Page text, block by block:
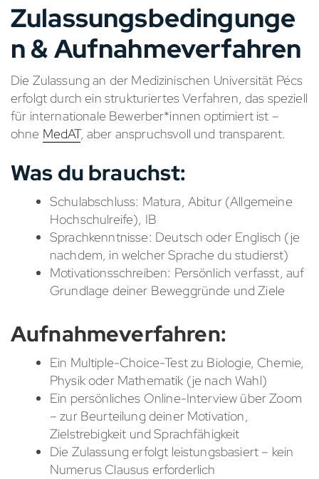
Zulassungsbedingunge
n & Aufnahmeverfahren
Die Zulassung an der Medizinischen Universität Pécs
erfolgt durch ein strukturiertes Verfahren, das speziell
für internationale Bewerber*innen optimiert ist –
ohne MedAT, aber anspruchsvoll und transparent.
Was du brauchst:
Schulabschluss: Matura, Abitur (Allgemeine
Hochschulreife), IB
Sprachkenntnisse: Deutsch oder Englisch (je
nachdem, in welcher Sprache du studierst)
Motivationsschreiben: Persönlich verfasst, auf
Grundlage deiner Beweggründe und Ziele
Aufnahmeverfahren:
Ein Multiple-Choice-Test zu Biologie, Chemie,
Physik oder Mathematik (je nach Wahl)
Ein persönliches Online-Interview über Zoom
– zur Beurteilung deiner Motivation,
Zielstrebigkeit und Sprachfähigkeit
Die Zulassung erfolgt leistungsbasiert – kein
Numerus Clausus erforderlich